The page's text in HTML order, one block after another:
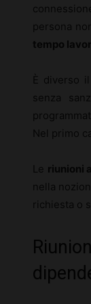
persona
tempo
È diverso
senza
Nel primo
Le riunioni
nella
richiesta o